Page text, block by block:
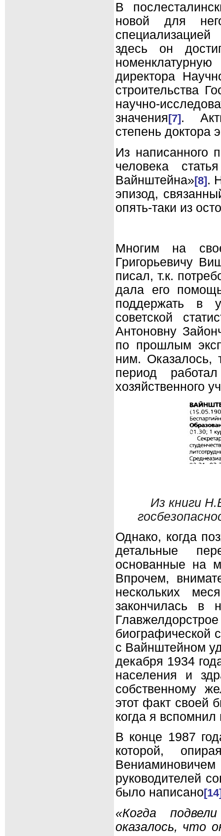
В
новой для
здесь он
директора
строительства
научно-
значения [7] .
степень доктора
Из написанного
человека
Вайнштейна»[8].
эпизод,
опять-таки из
Многим на
Григорьевичу
писал, т.к.
дала его
поддержать в
советской
Антоновну
по прошлым
ним. Оказалось,
период
хозяйственного
Из книги
Однако, когда
детальные
основанные на
Впрочем,
нескольких
закончилась в
биографической
с Вайнштейном
декабря 1934
населения и
собственному
этот факт своей
когда я вспомнил
В конце 1987
которой,
руководителей
было написано
«Когда
оказалось, что